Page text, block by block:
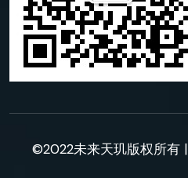
©2022未来天玑版权所有 |